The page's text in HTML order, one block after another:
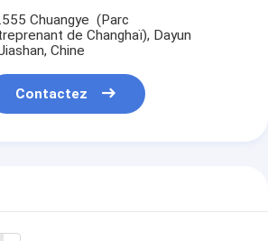
Chuangye (Parc
de Changhaï), Dayun
Chine
Contactez